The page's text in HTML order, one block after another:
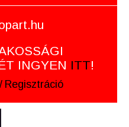
INGYEN ITT!
/ Regisztráció